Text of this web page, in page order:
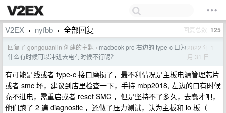
V2EX › nyfbb › 全部回复 回复总数 125
回复了 gongquanlin 创建的主题 › macbook pro 右边的 type-c 口为
什么有时候可以冲进去电有时候不行呢？
2022 年 1
月 31 日
有可能是线或者 type-c 接口磨损了，最不利情况是主板电源管理芯片
或者 smc 坏，建议到店里检查一下，手持 mbp2018, 左边的口有时候
充不进电，需重启或者 reset SMC ，但是坚持不了多久，去蠢才吧，
他们跑了 2 遍 diagnostic ，还做了压力测试，认为主板和 io 板（